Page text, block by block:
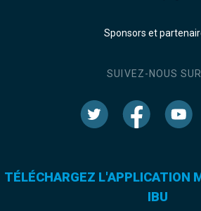
Sponsors et
SUIVEZ-NOUS
TÉLÉCHARGEZ L'APPLICATION
IBU